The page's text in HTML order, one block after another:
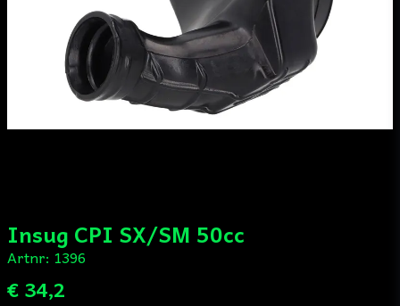
Insug CPI SX/SM 50cc
Artnr: 1396
€ 34,2